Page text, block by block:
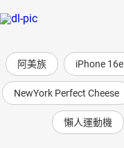
阿美族 iPhone 16e
NewYork Perfect Cheese
懶人運動機